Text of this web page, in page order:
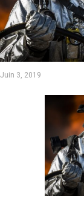
Juin 3, 2019